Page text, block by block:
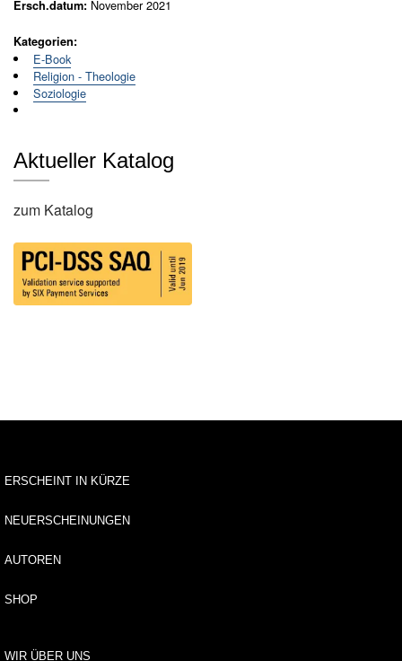
e
n
s
m
tv
e
rz
h
e
t
il
0
1
5
M
e
e
Ersch.datum: November 2021
Kategorien:
E-Book
Religion - Theologie
Soziologie
Aktueller Katalog
zum Katalog
ERSCHEINT IN KÜRZE
NEUERSCHEINUNGEN
AUTOREN
SHOP
WIR ÜBER UNS